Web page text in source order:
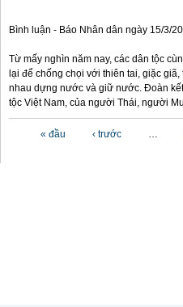
Bình luận - Báo Nhân dân ngày 15/3/
Từ mấy nghìn năm nay, các dân tộc
lại để chống chọi với thiên tai, giặc
nhau dựng nước và giữ nước. Đoàn
tộc Việt Nam, của người Thái, người
« đầu ‹ trước …